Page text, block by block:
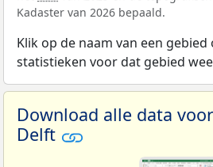
Kadaster van 2026 bepaald.
Klik op de naam van een
statistieken voor dat gebied
Download alle data
Delft